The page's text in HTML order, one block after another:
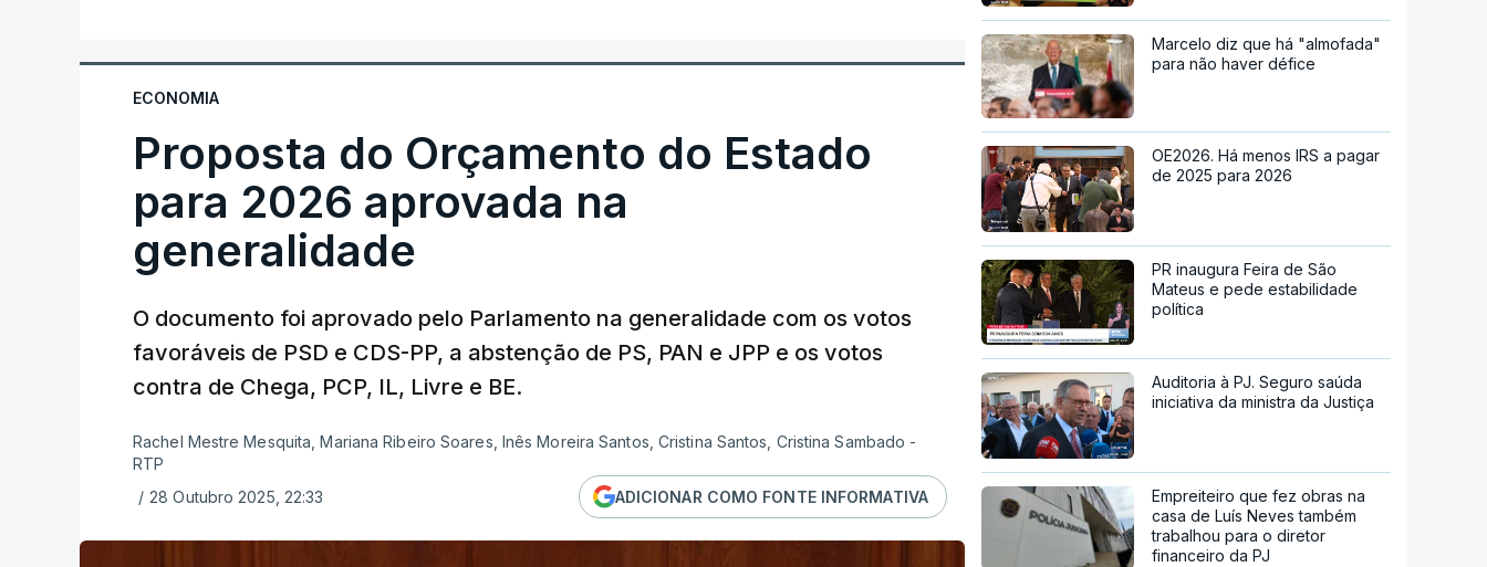
ECONOMIA
Proposta do Orçamento do Estado
para 2026 aprovada na
generalidade
O documento foi aprovado pelo Parlamento na generalidade com os votos
favoráveis de PSD e CDS-PP, a abstenção de PS, PAN e JPP e os votos
contra de Chega, PCP, IL, Livre e BE.
Rachel Mestre Mesquita, Mariana Ribeiro Soares, Inês Moreira Santos, Cristina Santos, Cristina Sambado -
RTP
/ 28 Outubro 2025, 22:33 ADICIONAR COMO FONTE INFORMATIVA
Marcelo diz que há "almofada"
para não haver défice
OE2026. Há menos IRS a pagar
de 2025 para 2026
PR inaugura Feira de São
Mateus e pede estabilidade
política
Auditoria à PJ. Seguro saúda
iniciativa da ministra da Justiça
Empreiteiro que fez obras na
casa de Luís Neves também
trabalhou para o diretor
financeiro da PJ